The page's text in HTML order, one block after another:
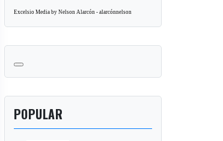
Excelsio Media by Nelson Alarcón - alarcónnelson
POPULAR